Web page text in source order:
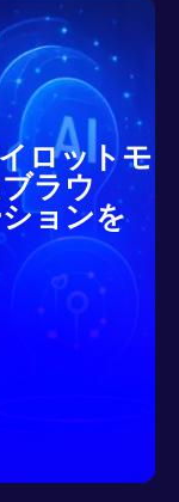
ロットモ
ラウ
ョンを